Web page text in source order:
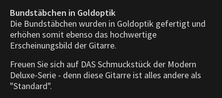
Bundstäbchen in Goldoptik
Die Bundstäbchen wurden in Goldoptik gefertigt und
erhöhen somit ebenso das hochwertige
Erscheinungsbild der Gitarre.
Freuen Sie sich auf DAS Schmuckstück der Modern
Deluxe-Serie - denn diese Gitarre ist alles andere als
"Standard".